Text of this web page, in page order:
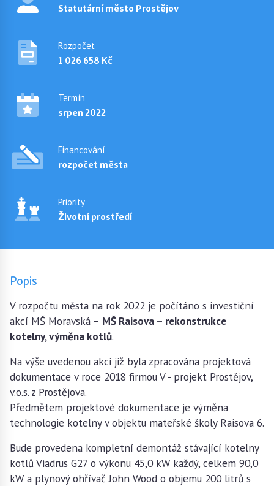
Statutární město Prostějov
Rozpočet
1 026 658 Kč
Termín
srpen 2022
Financování
rozpočet města
Priority
Životní prostředí
Popis
V rozpočtu města na rok 2022 je počítáno s investiční
akcí MŠ Moravská – MŠ Raisova – rekonstrukce
kotelny, výměna kotlů.
Na výše uvedenou akci již byla zpracována projektová
dokumentace v roce 2018 firmou V - projekt Prostějov,
v.o.s. z Prostějova.
Předmětem projektové dokumentace je výměna
technologie kotelny v objektu mateřské školy Raisova 6.
Bude provedena kompletní demontáž stávající kotelny
kotlů Viadrus G27 o výkonu 45,0 kW každý, celkem 90,0
kW a plynový ohřívač John Wood o objemu 200 litrů s